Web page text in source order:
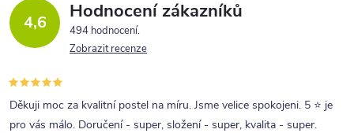
4,6 Hodnocení zákazníků
494 hodnocení
Zobrazit recenze
Děkuji moc za kvalitní postel na míru. Jsme velice spokojeni. 5 ⭐ je
pro vás málo. Doručení - super, složení - super, kvalita - super.